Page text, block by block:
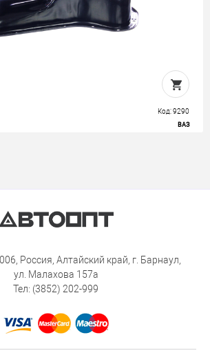
Код: 9290
ВАЗ
Россия, Алтайский край, г. Барнаул,
ул. Малахова 157а
Тел: (3852) 202-999